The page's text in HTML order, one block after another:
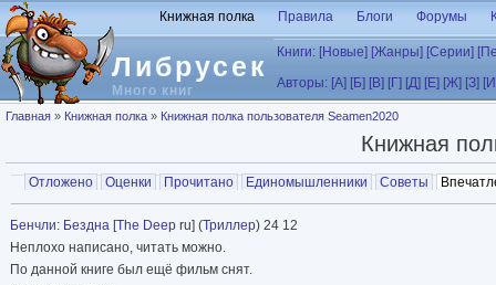
Перейти к основному содержанию
Либрусек
Много книг
Книжная полка Правила Блоги Форумы
Книги: [Новые] [Жанры] [Серии]
Авторы: [А] [Б] [В] [Г] [Д] [Е] [Ж] [З]
Вы здесь
Главная » Книжная полка » Книжная полка пользователя Seamen2020
Книжная
Главные вкладки
Отложено Оценки Прочитано Единомышленники Советы
Вторичные вкладки
Бенчли: Бездна [The Deep ru] (Триллер) 24 12
Неплохо написано, читать можно.
По данной книге был ещё фильм снят.